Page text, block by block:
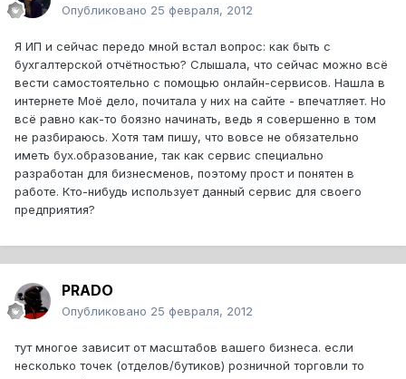
Опубликовано 25 февраля, 2012
Я ИП и сейчас передо мной встал вопрос: как быть с
бухгалтерской отчётностью? Слышала, что сейчас можно всё
вести самостоятельно с помощью онлайн-сервисов. Нашла в
интернете Моё дело, почитала у них на сайте - впечатляет. Но
всё равно как-то боязно начинать, ведь я совершенно в том
не разбираюсь. Хотя там пишу, что вовсе не обязательно
иметь бух.образование, так как сервис специально
разработан для бизнесменов, поэтому прост и понятен в
работе. Кто-нибудь использует данный сервис для своего
предприятия?
PRADO
Опубликовано 25 февраля, 2012
тут многое зависит от масштабов вашего бизнеса. если
несколько точек (отделов/бутиков) розничной торговли то